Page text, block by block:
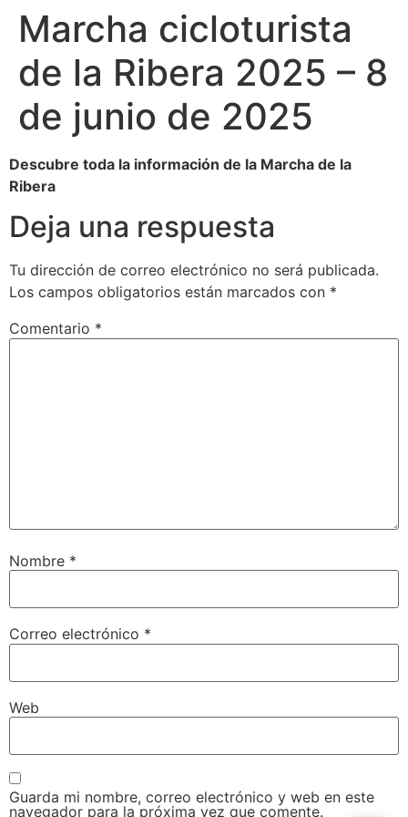
Nuestros Servicios
Carreras Trail
Eventos finalizados
Carretera
Contacto
Marcha cicloturista
de la Ribera 2025 – 8
de junio de 2025
Descubre toda la información de la Marcha de la
Ribera
Deja una respuesta
Tu dirección de correo electrónico no será publicada.
Los campos obligatorios están marcados con *
Comentario *
Nombre *
Correo electrónico *
Web
Guarda mi nombre, correo electrónico y web en este
navegador para la próxima vez que comente.